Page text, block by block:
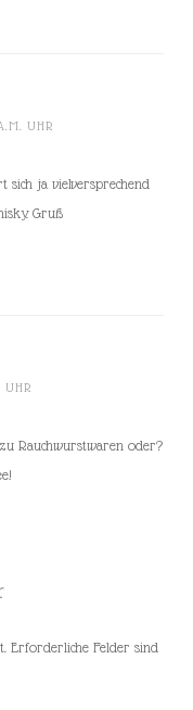
UHR
sich ja vielversprechend
Gruß
UHR
Rauchwurstwaren oder?
Erforderliche Felder sind